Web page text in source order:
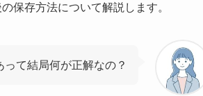
保存方法について解説します。
て結局何が正解なの？